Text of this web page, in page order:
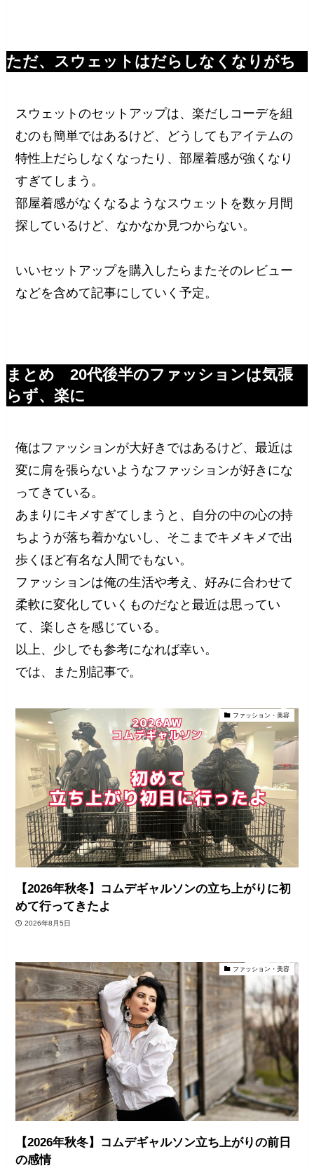
ただ、スウェットはだらしなくなりがち
スウェットのセットアップは、楽だしコーデを組
むのも簡単ではあるけど、どうしてもアイテムの
特性上だらしなくなったり、部屋着感が強くなり
すぎてしまう。
部屋着感がなくなるようなスウェットを数ヶ月間
探しているけど、なかなか見つからない。
いいセットアップを購入したらまたそのレビュー
などを含めて記事にしていく予定。
まとめ 20代後半のファッションは気張
らず、楽に
俺はファッションが大好きではあるけど、最近は
変に肩を張らないようなファッションが好きにな
ってきている。
あまりにキメすぎてしまうと、自分の中の心の持
ちようが落ち着かないし、そこまでキメキメで出
歩くほど有名な人間でもない。
ファッションは俺の生活や考え、好みに合わせて
柔軟に変化していくものだなと最近は思ってい
て、楽しさを感じている。
以上、少しでも参考になれば幸い。
では、また別記事で。
ファッション・美容
【2026年秋冬】コムデギャルソンの立ち上がりに初
めて行ってきたよ
2026年8月5日
ファッション・美容
【2026年秋冬】コムデギャルソン立ち上がりの前日
の感情